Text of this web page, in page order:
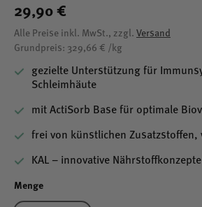
29,90 €
Alle Preise inkl. MwSt., zzgl. Versand
Grundpreis: 329,66 € /kg
gezielte Unterstützung für
Schleimhäute
mit ActiSorb Base für optimale
frei von künstlichen Zusatzstoffen,
KAL – innovative
Menge